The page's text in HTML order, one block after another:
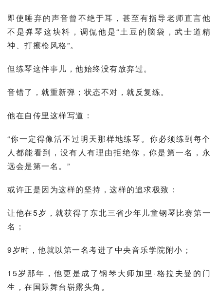
即使唾弃的声音曾不绝于耳，甚至有指导老师直言他
不是弹琴这块料，调侃他是“土豆的脑袋，武士道精
神、打擦枪风格”。
但练琴这件事儿，他始终没有放弃过。
音错了，就重新弹；状态不对，就反复练。
他在自传里这样写道：
“你一定得像活不过明天那样地练琴。你必须练到每个
人都能看到，没有人有理由拒绝你，你是第一名，永
远会是第一名。”
或许正是因为这样的坚持，这样的追求极致：
让他在5岁，就获得了 东北三省少年儿童钢琴比赛第一
名；
9岁时，他就以第一名考进了中央音乐学院附小；
15岁那年，他更是成了钢琴大师加里·格拉夫曼 的门
生，在国际舞台崭露头角。